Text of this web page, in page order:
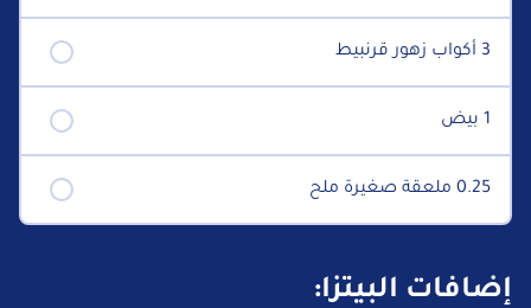
3 أكواب زهور قرنبيط
1 بيض
0.25 ملعقة صغيرة ملح
إضافات البيتزا: